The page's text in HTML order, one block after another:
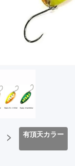
> 有頂天カラー